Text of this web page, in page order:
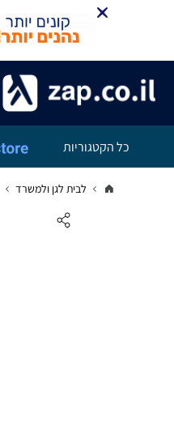
כל הקטגוריות
לבית לגן ולמשרד